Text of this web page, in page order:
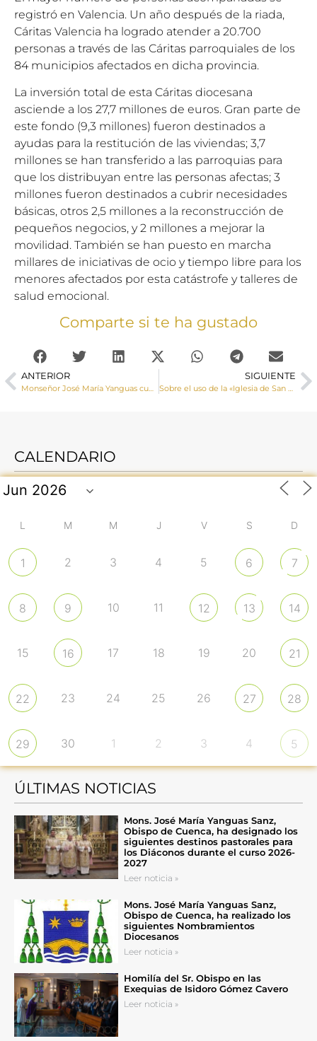
registró en Valencia. Un año después de la riada,
Cáritas Valencia ha logrado atender a 20.700
personas a través de las Cáritas parroquiales de los
84 municipios afectados en dicha provincia.
La inversión total de esta Cáritas diocesana
asciende a los 27,7 millones de euros. Gran parte de
este fondo (9,3 millones) fueron destinados a
ayudas para la restitución de las viviendas; 3,7
millones se han transferido a las parroquias para
que los distribuyan entre las personas afectas; 3
millones fueron destinados a cubrir necesidades
básicas, otros 2,5 millones a la reconstrucción de
pequeños negocios, y 2 millones a mejorar la
movilidad. También se han puesto en marcha
millares de iniciativas de ocio y tiempo libre para los
menores afectados por esta catástrofe y talleres de
salud emocional.
Comparte si te ha gustado
ANTERIOR
Monseñor José María Yanguas cumple 78 años, ¡FELICIDADES!
SIGUIENTE
Sobre el uso de la «Iglesia de San Andrés»
CALENDARIO
L M M J V S D
1 2 3 4 5 6 7
8 9 10 11 12 13 14
15 16 17 18 19 20 21
22 23 24 25 26 27 28
29 30 1 2 3 4 5
ÚLTIMAS NOTICIAS
Mons. José María Yanguas Sanz,
Obispo de Cuenca, ha designado los
siguientes destinos pastorales para
los Diáconos durante el curso 2026-
2027
Leer noticia »
Mons. José María Yanguas Sanz,
Obispo de Cuenca, ha realizado los
siguientes Nombramientos
Diocesanos
Leer noticia »
Homilía del Sr. Obispo en las
Exequias de Isidoro Gómez Cavero
Leer noticia »